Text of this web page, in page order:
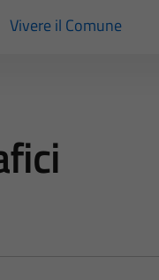
Vivere il Comune